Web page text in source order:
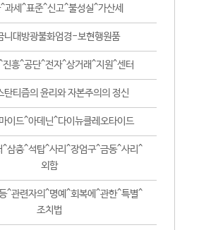
과세^표준^신고^불성실^가산세
니대방광불화엄경-보현행원품
진흥^공단^전자^상거래^지원^센터
탄티즘의 윤리와 자본주의의 정신
이드^아데닌^다이뉴클레오타이드
^삼층^석탑^사리^장엄구^금동^사리^
외함
^관련자의^명예^회복에^관한^특별^
조치법